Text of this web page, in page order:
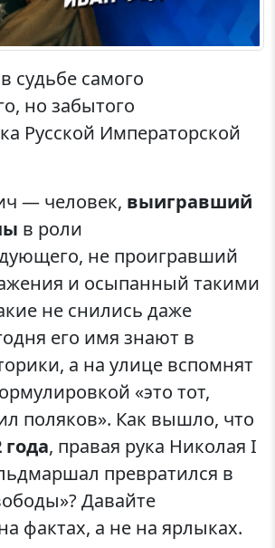
судьбе самого
но забытого
Русской Императорской
— человек, выигравший
в роли
не проигравший
и осыпанный такими
не снились даже
его имя знают в
а на улице вспомнят
«это тот,
поляков». Как вышло, что
года, правая рука Николая I
превратился в
Давайте
фактах, а не на ярлыках.